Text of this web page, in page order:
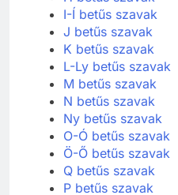
I-Í betűs szavak
J betűs szavak
K betűs szavak
L-Ly betűs szavak
M betűs szavak
N betűs szavak
Ny betűs szavak
O-Ó betűs szavak
Ö-Ő betűs szavak
Q betűs szavak
P betűs szavak